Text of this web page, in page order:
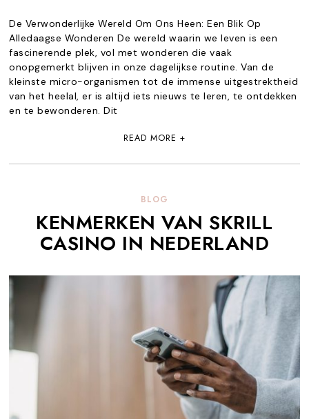
De Verwonderlijke Wereld Om Ons Heen: Een Blik Op
Alledaagse Wonderen De wereld waarin we leven is een
fascinerende plek, vol met wonderen die vaak
onopgemerkt blijven in onze dagelijkse routine. Van de
kleinste micro-organismen tot de immense uitgestrektheid
van het heelal, er is altijd iets nieuws te leren, te ontdekken
en te bewonderen. Dit
READ MORE +
BLOG
KENMERKEN VAN SKRILL
CASINO IN NEDERLAND